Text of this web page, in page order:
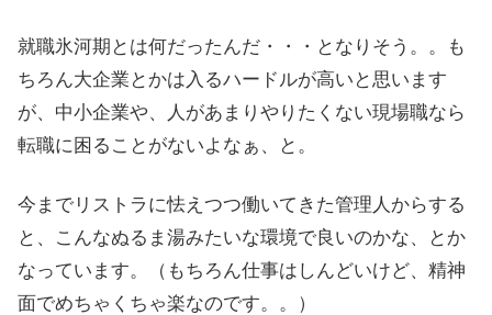
就職氷河期とは何だったんだ・・・となりそう。。も
ちろん大企業とかは入るハードルが高いと思います
が、中小企業や、人があまりやりたくない現場職なら
転職に困ることがないよなぁ、と。
今までリストラに怯えつつ働いてきた管理人からする
と、こんなぬるま湯みたいな環境で良いのかな、とか
なっています。（もちろん仕事はしんどいけど、精神
面でめちゃくちゃ楽なのです。。）